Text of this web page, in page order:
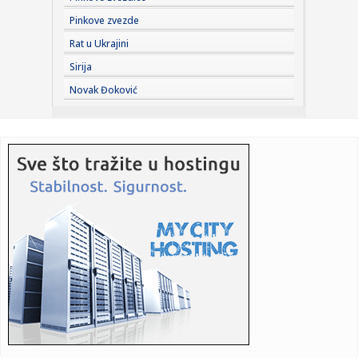
punu podr...
08:19:MESI SE VRATIO KAO DA NIJE NI ODLAZIO: Dva gola,
asistencija i no...
08:17:Uvode nova pravila: Kompanije više neće moći nasumično
da zov...
08:15: Deseta Velikogradištanska Gitarijada: Jubilej u znaku
rokenrola
08:14:
snabdevanje...
08:14:Prvo skoči, pa reci Hetafe
08:12:Istorijska odluka u Americi: Ova država sada dozvoljava
pacijent...
08:09:Предавање “Српска црква у ...
Pinkove zvezde
Rat u Ukrajini
Sirija
Novak Đoković